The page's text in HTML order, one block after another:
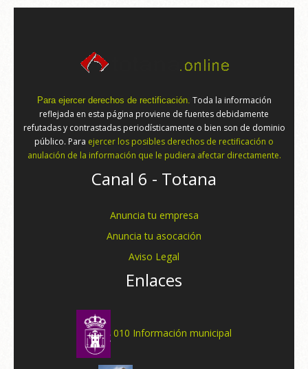
Para ejercer derechos de rectificación. Toda la información
reflejada en esta página proviene de fuentes debidamente
refutadas y contrastadas periodísticamente o bien son de dominio
público. Para ejercer los posibles derechos de rectificación o
anulación de la información que le pudiera afectar directamente.
Canal 6 - Totana
Anuncia tu empresa
Anuncia tu asocación
Aviso Legal
Enlaces
010 Información municipal